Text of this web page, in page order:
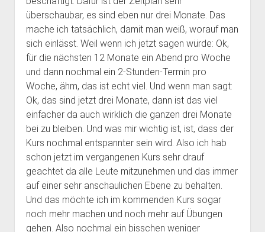
überschaubar, es sind eben nur drei Monate. Das
mache ich tatsächlich, damit man weiß, worauf man
sich einlässt. Weil wenn ich jetzt sagen würde: Ok,
für die nächsten 12 Monate ein Abend pro Woche
und dann nochmal ein 2-Stunden-Termin pro
Woche, ähm, das ist echt viel. Und wenn man sagt:
Ok, das sind jetzt drei Monate, dann ist das viel
einfacher da auch wirklich die ganzen drei Monate
bei zu bleiben. Und was mir wichtig ist, ist, dass der
Kurs nochmal entspannter sein wird. Also ich hab
schon jetzt im vergangenen Kurs sehr drauf
geachtet da alle Leute mitzunehmen und das immer
auf einer sehr anschaulichen Ebene zu behalten.
Und das möchte ich im kommenden Kurs sogar
noch mehr machen und noch mehr auf Übungen
gehen. Also nochmal ein bisschen weniger